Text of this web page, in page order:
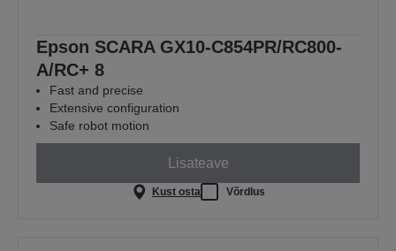
Epson SCARA GX10-C854PR/RC800-
A/RC+ 8
Fast and precise
Extensive configuration
Safe robot motion
Lisateave
Kust osta Võrdlus